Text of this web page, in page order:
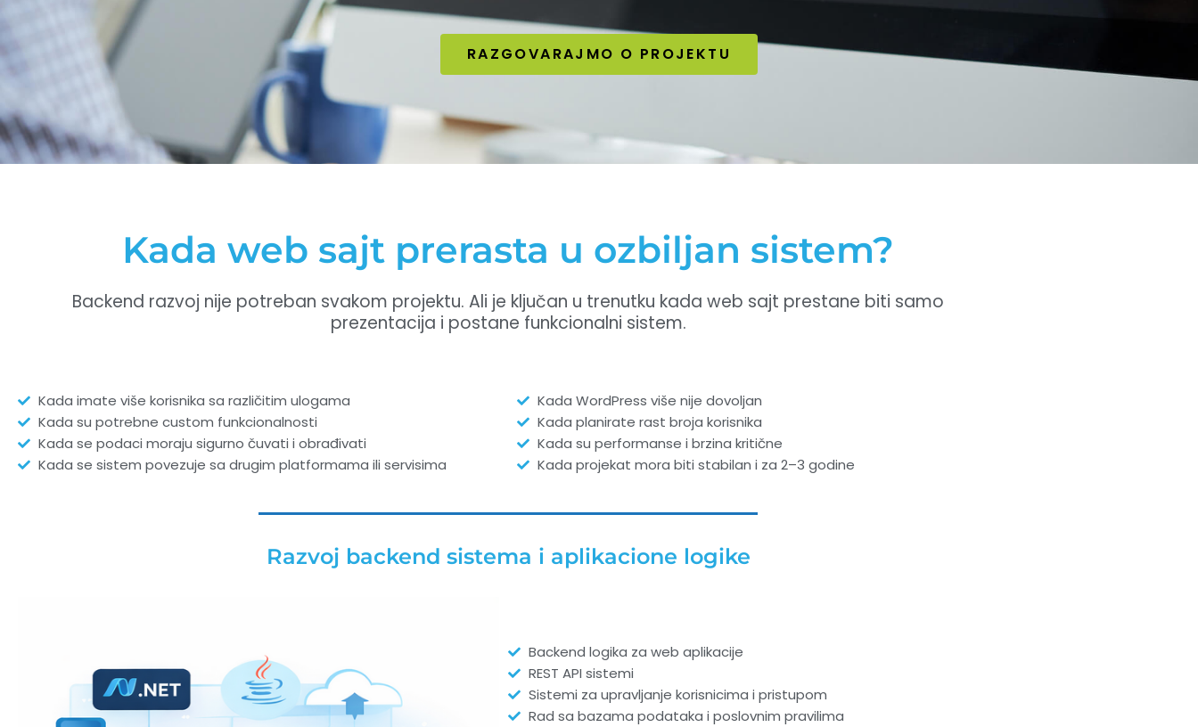
RAZGOVARAJMO O PROJEKTU
Kada web sajt prerasta u ozbiljan sistem?
Backend razvoj nije potreban svakom projektu. Ali je ključan u trenutku kada web sajt prestane biti samo
prezentacija i postane funkcionalni sistem.
Kada imate više korisnika sa različitim ulogama
Kada su potrebne custom funkcionalnosti
Kada se podaci moraju sigurno čuvati i obrađivati
Kada se sistem povezuje sa drugim platformama ili servisima
Kada WordPress više nije dovoljan
Kada planirate rast broja korisnika
Kada su performanse i brzina kritične
Kada projekat mora biti stabilan i za 2–3 godine
Razvoj backend sistema i aplikacione logike
Backend logika za web aplikacije
REST API sistemi
Sistemi za upravljanje korisnicima i pristupom
Rad sa bazama podataka i poslovnim pravilima